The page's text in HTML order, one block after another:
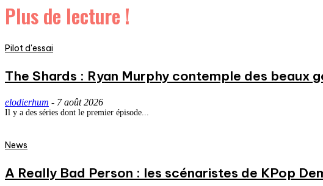
Plus de lecture !
Pilot d'essai
The Shards : Ryan Murphy contemple des beaux
elodierhum - 7 août 2026
Il y a des séries dont le premier épisode...
News
A Really Bad Person : les scénaristes de KPop